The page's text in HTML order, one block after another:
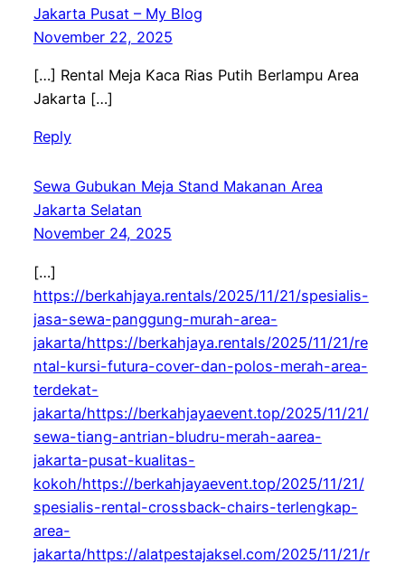
Jakarta Pusat – My Blog
November 22, 2025
[…] Rental Meja Kaca Rias Putih Berlampu Area
Jakarta […]
Reply
Sewa Gubukan Meja Stand Makanan Area
Jakarta Selatan
November 24, 2025
[…]
https://berkahjaya.rentals/2025/11/21/spesialis-
jasa-sewa-panggung-murah-area-
jakarta/https://berkahjaya.rentals/2025/11/21/re
ntal-kursi-futura-cover-dan-polos-merah-area-
terdekat-
jakarta/https://berkahjayaevent.top/2025/11/21/
sewa-tiang-antrian-bludru-merah-aarea-
jakarta-pusat-kualitas-
kokoh/https://berkahjayaevent.top/2025/11/21/
spesialis-rental-crossback-chairs-terlengkap-
area-
jakarta/https://alatpestajaksel.com/2025/11/21/r